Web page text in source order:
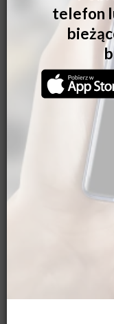
Okna dachowe to
spektakularny widok
z możliwością
latem. Kluczem do
dachowych są
różnym
zapanować nad
Osłony okienne
wyposażenia
funkcjonalność,
urządzania
domowych
wyposażyć okna